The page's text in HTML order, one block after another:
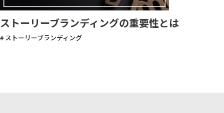
ストーリーブランディングの重要性とは
# ストーリーブランディング